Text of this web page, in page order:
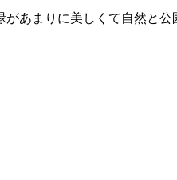
あまりに美しくて自然と公